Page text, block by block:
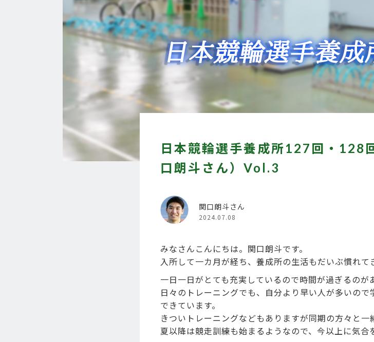
日本競輪選手養成所127回・128
口朗斗さん）Vol.3
関口朗斗さん
2024.07.08
みなさんこんにちは。関口朗斗です。
入所して一カ月が経ち、養成所の生活もだいぶ慣れて
一日一日がとても充実しているので時間が過ぎるのが
日々のトレーニングでも、自分より早い人が多いの
できています。
きついトレーニングなどもありますが同期の方々と一
夏以降は競走訓練も始まるようなので、今以上に気合